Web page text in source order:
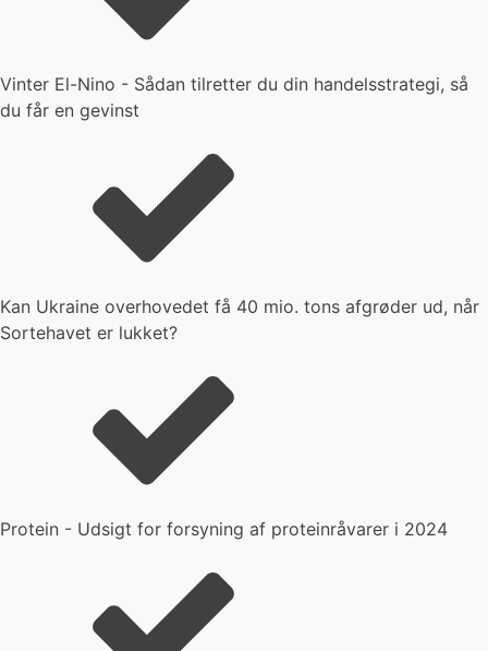
Vinter El-Nino - Sådan tilretter du din handelsstrategi, så
du får en gevinst
Kan Ukraine overhovedet få 40 mio. tons afgrøder ud, når
Sortehavet er lukket?
Protein - Udsigt for forsyning af proteinråvarer i 2024